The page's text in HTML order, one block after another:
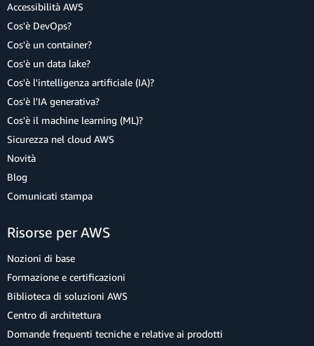
Accessibilità AWS
Cos'è DevOps?
Cos'è un container?
Cos'è un data lake?
Cos'è l'intelligenza artificiale (IA)?
Cos'è l'IA generativa?
Cos'è il machine learning (ML)?
Sicurezza nel cloud AWS
Novità
Blog
Comunicati stampa
Risorse per AWS
Nozioni di base
Formazione e certificazioni
Biblioteca di soluzioni AWS
Centro di architettura
Domande frequenti tecniche e relative ai prodotti